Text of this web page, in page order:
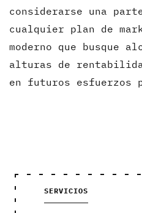
considerarse una
cualquier plan de
moderno que busque
alturas de
en futuros esfuerzos
SERVICIOS